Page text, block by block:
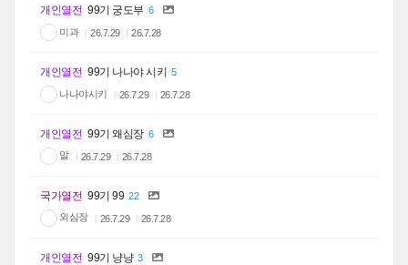
개인열전 99기 궁도부 6
미과
26.7.29 26.7.28
개인열전 99기 나나야 시키
5
나나야시키
26.7.29 26.7.28
개인열전 99기 왜심장 6
말
26.7.29 26.7.28
국가열전 99기 99 22
외심장
26.7.29 26.7.28
개인열전 99기 냥냥 3